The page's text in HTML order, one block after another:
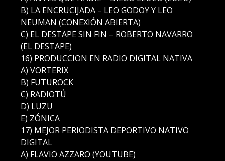
B) LA ENCRUCIJADA – LEO GODOY Y LEO
NEUMAN (CONEXIÓN ABIERTA)
C) EL DESTAPE SIN FIN – ROBERTO NAVARRO
(EL DESTAPE)
16) PRODUCCION EN RADIO DIGITAL NATIVA
A) VORTERIX
B) FUTUROCK
C) RADIOTÚ
D) LUZU
E) ZÓNICA
17) MEJOR PERIODISTA DEPORTIVO NATIVO
DIGITAL
A) FLAVIO AZZARO (YOUTUBE)